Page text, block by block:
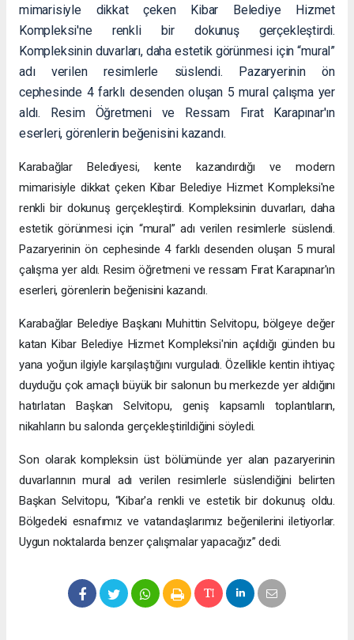
mimarisiyle dikkat çeken Kibar Belediye Hizmet
Kompleksi'ne renkli bir dokunuş gerçekleştirdi.
Kompleksinin duvarları, daha estetik görünmesi için “mural”
adı verilen resimlerle süslendi. Pazaryerinin ön
cephesinde 4 farklı desenden oluşan 5 mural çalışma yer
aldı. Resim Öğretmeni ve Ressam Fırat Karapınar'ın
eserleri, görenlerin beğenisini kazandı.
Karabağlar Belediyesi, kente kazandırdığı ve modern
mimarisiyle dikkat çeken Kibar Belediye Hizmet Kompleksi'ne
renkli bir dokunuş gerçekleştirdi. Kompleksinin duvarları, daha
estetik görünmesi için “mural” adı verilen resimlerle süslendi.
Pazaryerinin ön cephesinde 4 farklı desenden oluşan 5 mural
çalışma yer aldı. Resim öğretmeni ve ressam Fırat Karapınar'ın
eserleri, görenlerin beğenisini kazandı.
Karabağlar Belediye Başkanı Muhittin Selvitopu, bölgeye değer
katan Kibar Belediye Hizmet Kompleksi'nin açıldığı günden bu
yana yoğun ilgiyle karşılaştığını vurguladı. Özellikle kentin ihtiyaç
duyduğu çok amaçlı büyük bir salonun bu merkezde yer aldığını
hatırlatan Başkan Selvitopu, geniş kapsamlı toplantıların,
nikahların bu salonda gerçekleştirildiğini söyledi.
Son olarak kompleksin üst bölümünde yer alan pazaryerinin
duvarlarının mural adı verilen resimlerle süslendiğini belirten
Başkan Selvitopu, “Kibar'a renkli ve estetik bir dokunuş oldu.
Bölgedeki esnafımız ve vatandaşlarımız beğenilerini iletiyorlar.
Uygun noktalarda benzer çalışmalar yapacağız” dedi.